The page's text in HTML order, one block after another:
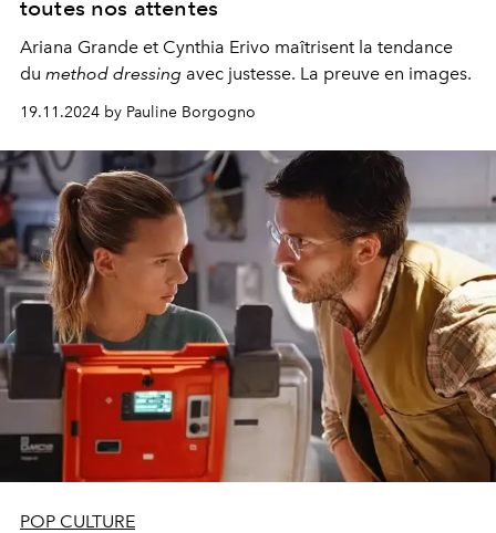
toutes nos attentes
Ariana Grande et Cynthia Erivo maîtrisent la tendance
du method dressing avec justesse. La preuve en images.
19.11.2024 by Pauline Borgogno
POP CULTURE